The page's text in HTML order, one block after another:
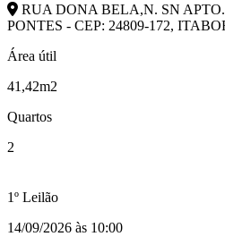
RUA DONA BELA,N. SN APTO.
PONTES - CEP: 24809-172,
Área útil
41,42m2
Quartos
2
1º Leilão
14/09/2026 às 10:00